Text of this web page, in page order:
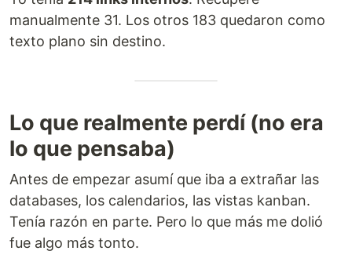
manualmente 31. Los otros 183 quedaron como
texto plano sin destino.
Lo que realmente perdí (no era
lo que pensaba)
Antes de empezar asumí que iba a extrañar las
databases, los calendarios, las vistas kanban.
Tenía razón en parte. Pero lo que más me dolió
fue algo más tonto.